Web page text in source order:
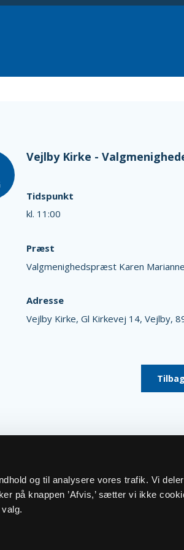
og til analysere vores trafik. Vi
på knappen ’Afvis,’ sætter vi ikke
Vejlby Kirke -
Tidspunkt
kl. 11:00
Præst
Valgmenighedspræst Karen
Adresse
Vejlby Kirke, Gl Kirkevej 14, Vejlby,